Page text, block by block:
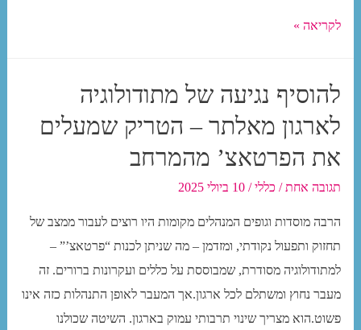
למעניין?)
תכנון
–
הזלפת
אב
לשילוט
בהדרגה
בארגונים
שמכבים
שריפות
ולא
לקריאה »
להוסיף נגיעה של מתודולוגיה
לארגון מאלתר – הטריק שמעלים
את הפרטאצ’ מהמרחב
תגובה אחת / כללי/10 ביולי 2025
הרבה מוסדות וגופים המנהלים מקומות היו רוצים לעבור ממצב של
תחזוק ותפעול נקודתי, ומזדמן – מה שניתן לכנות “פרטאצ’” –
למתודולוגיה מסודרת, שמבוססת על כללים ועקרונות ברורים. זה
מעבר נחוץ ומשתלם לכל ארגון.אך המעבר לאופן התנהלות כזה אינו
פשוט.הוא מצריך שינוי תרבותי עמוק בארגון. השיטה שכולנו